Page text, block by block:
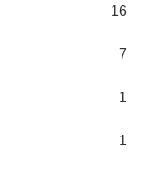
16
7
1
1